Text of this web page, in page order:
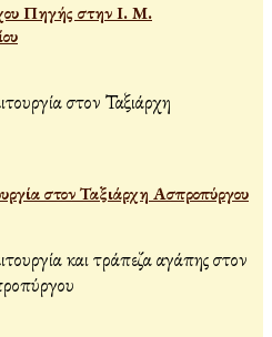
Πηγής στην Ι. Μ.
στον Ταξιάρχη Ασπροπύργου